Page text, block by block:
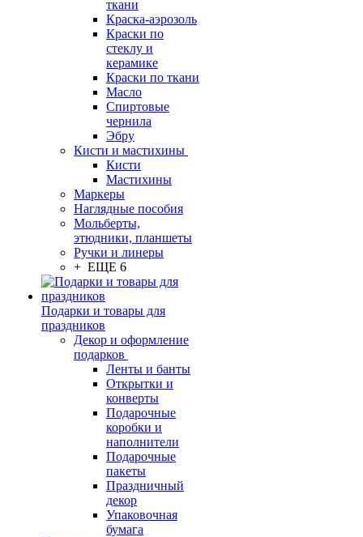
ткани
Краска-аэрозоль
Краски по
стеклу и
керамике
Краски по ткани
Масло
Спиртовые
чернила
Эбру
Кисти и мастихины
Кисти
Мастихины
Маркеры
Наглядные пособия
Мольберты,
этюдники, планшеты
Ручки и линеры
+ ЕЩЕ 6
Подарки и товары для
праздников
Декор и оформление
подарков
Ленты и банты
Открытки и
конверты
Подарочные
коробки и
наполнители
Подарочные
пакеты
Праздничный
декор
Упаковочная
бумага